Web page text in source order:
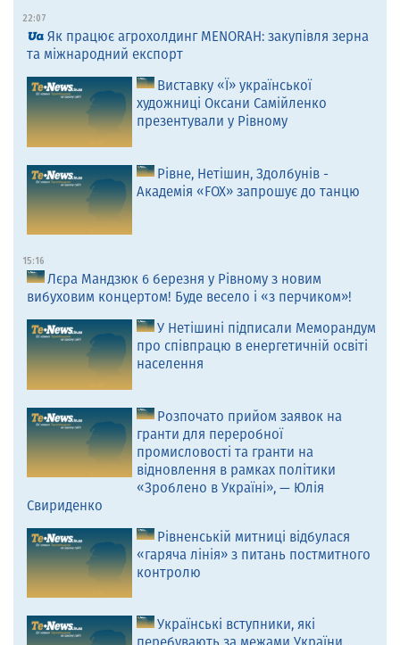
22:07
Як працює агрохолдинг MENORAH: закупівля зерна
та міжнародний експорт
Виставку «Ї» української
художниці Оксани Самійленко
презентували у Рівному
Рівне, Нетішин, Здолбунів -
Академія «FOX» запрошує до танцю
15:16
Лєра Мандзюк 6 березня у Рівному з новим
вибуховим концертом! Буде весело і «з перчиком»!
У Нетішині підписали Меморандум
про співпрацю в енергетичній освіті
населення
Розпочато прийом заявок на
гранти для переробної
промисловості та гранти на
відновлення в рамках політики
«Зроблено в Україні», — Юлія
Свириденко
Рівненській митниці відбулася
«гаряча лінія» з питань постмитного
контролю
Українські вступники, які